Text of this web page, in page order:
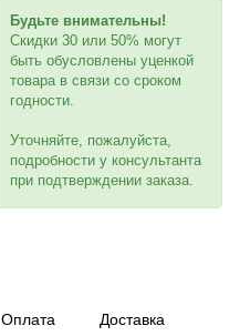
Будьте внимательны!
Скидки 30 или 50% могут
быть обусловлены уценкой
товара в связи со сроком
годности.
Уточняйте, пожалуйста,
подробности у консультанта
при подтверждении заказа.
Оплата Доставка